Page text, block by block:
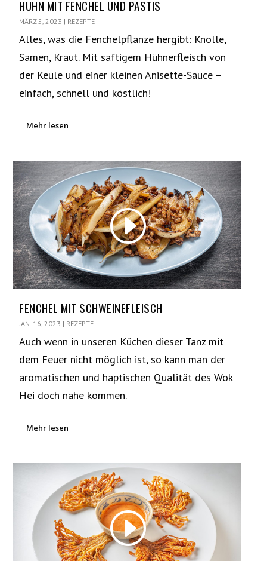
HUHN MIT FENCHEL UND PASTIS
MÄRZ 5, 2023 | REZEPTE
Alles, was die Fenchelpflanze hergibt: Knolle,
Samen, Kraut. Mit saftigem Hühnerfleisch von
der Keule und einer kleinen Anisette-Sauce –
einfach, schnell und köstlich!
Mehr lesen
FENCHEL MIT SCHWEINEFLEISCH
JAN. 16, 2023 | REZEPTE
Auch wenn in unseren Küchen dieser Tanz mit
dem Feuer nicht möglich ist, so kann man der
aromatischen und haptischen Qualität des Wok
Hei doch nahe kommen.
Mehr lesen